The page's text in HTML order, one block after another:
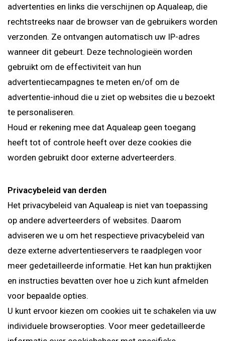
advertenties en links die verschijnen op Aqualeap, die
rechtstreeks naar de browser van de gebruikers worden
verzonden. Ze ontvangen automatisch uw IP-adres
wanneer dit gebeurt. Deze technologieën worden
gebruikt om de effectiviteit van hun
advertentiecampagnes te meten en/of om de
advertentie-inhoud die u ziet op websites die u bezoekt
te personaliseren.
Houd er rekening mee dat Aqualeap geen toegang
heeft tot of controle heeft over deze cookies die
worden gebruikt door externe adverteerders.
Privacybeleid van derden
Het privacybeleid van Aqualeap is niet van toepassing
op andere adverteerders of websites. Daarom
adviseren we u om het respectieve privacybeleid van
deze externe advertentieservers te raadplegen voor
meer gedetailleerde informatie. Het kan hun praktijken
en instructies bevatten over hoe u zich kunt afmelden
voor bepaalde opties.
U kunt ervoor kiezen om cookies uit te schakelen via uw
individuele browseropties. Voor meer gedetailleerde